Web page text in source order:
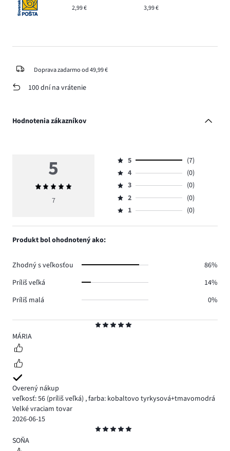
2,99 € 3,99 €
Doprava zadarmo od 49,99 €
100 dní na vrátenie
Hodnotenia zákazníkov
5
MÁRIA
Overený nákup
veľkosť: 56 (príliš veľká) ,farba: kobaltovo tyrkysová+tmavomodrá
Velké vraciam tovar
2026-06-15
5
SOŇA
5
Priemerné
hodnotenie
7
Hodnotenie
5,
počet
hlasov
7.
5
(7)
Hodnotenie
4,
počet
hlasov
4
(0)
Hodnotenie
3,
počet
3
(0)
Hodnotenie
2,
2
(0)
Hodnotenie
1,
1 (0)
Produkt bol ohodnotený ako:
Zhodný s veľkosťou
86%
Príliš veľká
14%
Príliš malá
0%